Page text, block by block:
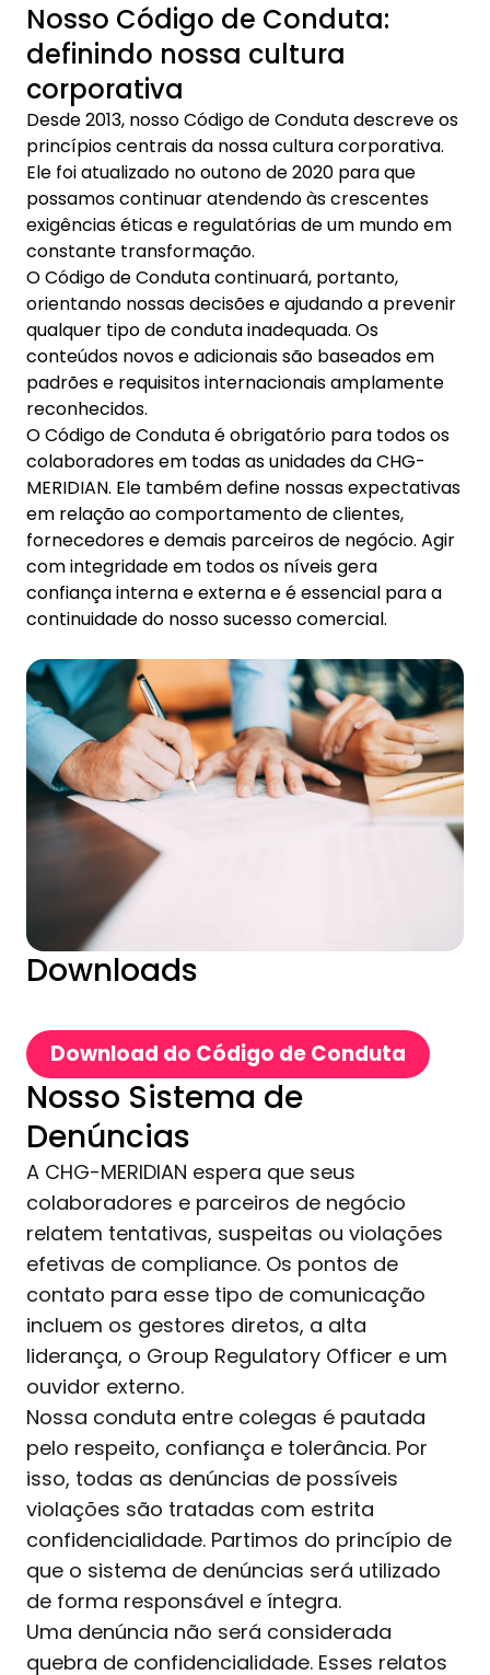
Nosso Código de Conduta:
definindo nossa cultura
corporativa
Desde 2013, nosso Código de Conduta descreve os
princípios centrais da nossa cultura corporativa.
Ele foi atualizado no outono de 2020 para que
possamos continuar atendendo às crescentes
exigências éticas e regulatórias de um mundo em
constante transformação.
O Código de Conduta continuará, portanto,
orientando nossas decisões e ajudando a prevenir
qualquer tipo de conduta inadequada. Os
conteúdos novos e adicionais são baseados em
padrões e requisitos internacionais amplamente
reconhecidos.
O Código de Conduta é obrigatório para todos os
colaboradores em todas as unidades da CHG-
MERIDIAN. Ele também define nossas expectativas
em relação ao comportamento de clientes,
fornecedores e demais parceiros de negócio. Agir
com integridade em todos os níveis gera
confiança interna e externa e é essencial para a
continuidade do nosso sucesso comercial.
Downloads
Download do Código de Conduta
Nosso Sistema de
Denúncias
A CHG-MERIDIAN espera que seus
colaboradores e parceiros de negócio
relatem tentativas, suspeitas ou violações
efetivas de compliance. Os pontos de
contato para esse tipo de comunicação
incluem os gestores diretos, a alta
liderança, o Group Regulatory Officer e um
ouvidor externo.
Nossa conduta entre colegas é pautada
pelo respeito, confiança e tolerância. Por
isso, todas as denúncias de possíveis
violações são tratadas com estrita
confidencialidade. Partimos do princípio de
que o sistema de denúncias será utilizado
de forma responsável e íntegra.
Uma denúncia não será considerada
quebra de confidencialidade. Esses relatos